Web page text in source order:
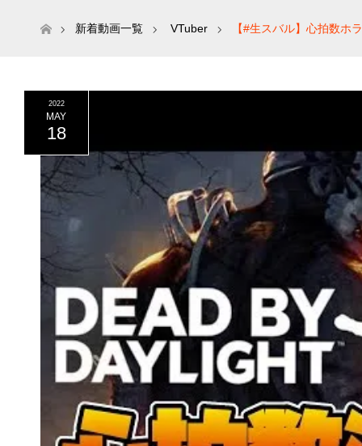
ホーム新着動画一覧 VTuber 【#生スバル】心拍数ホ
2022
MAY
18